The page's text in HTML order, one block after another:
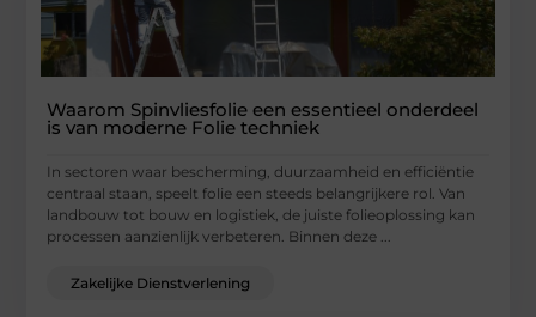
Waarom Spinvliesfolie een essentieel onderdeel
is van moderne Folie techniek
In sectoren waar bescherming, duurzaamheid en efficiëntie
centraal staan, speelt folie een steeds belangrijkere rol. Van
landbouw tot bouw en logistiek, de juiste folieoplossing kan
processen aanzienlijk verbeteren. Binnen deze ...
Zakelijke Dienstverlening